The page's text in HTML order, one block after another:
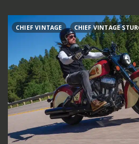
CHIEF VINTAGE CHIEF VINTAGE